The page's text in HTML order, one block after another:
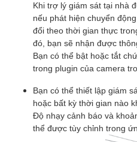
Khi trợ lý giám sát tại nhà
nếu phát hiện chuyển
đổi theo thời gian thực
đó, bạn sẽ nhận được
Bạn có thể bật hoặc tắt
trong plugin của camera
Bạn có thể thiết lập giám
hoặc bất kỳ thời gian nào
Độ nhạy cảnh báo và
thể được tùy chỉnh trong